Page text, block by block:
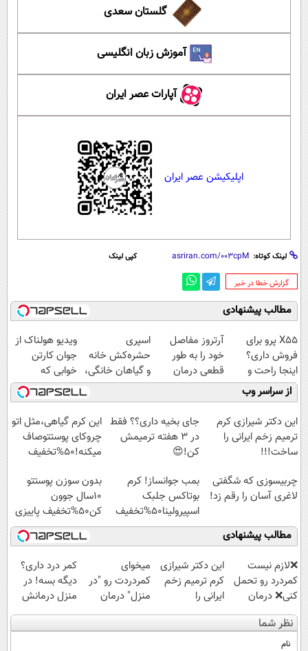
گلستان سعدی
آموزش زبان انگلیسی
آپارات عصر ایران
اپلیکیشن عصر ایران
لینک کوتاه: کپی لینک
‌گزارش خطا در خبر
مطالب پیشنهادی
X55 پرو برای
فروش داری؟
اینجا راحت و
سریع بفروشش
آرتروز مفاصل
خود را به طور
قطعی درمان
کنید!
◗پرسش‌نامه◖
اسپری
حشره‌کش خانه
و گیاهان خانگی،
نابودکننده انواع
حشرات خانگی و
آفات
ویدیو هولناک از
جوان کارتن
خوابی که
میلیاردر شد.
آموزش رایگان
از سراسر وب
این دکتر شیرازی کرم
ترمیم زخم ایرانی را
ساخت!!!
جای بخیه داری؟؟ فقط
در 3 هفته ترمیمش
کن!😍
این کرم گیاهی،مثل اتو
چروکای پوستتوصاف
میکنه!50%تخفیف
چربیسوزی که شگفتی
لاغری آسان را رقم زد!
بمب جوانساز! کرم
بوتاکس جلبک
اسپیرولینا50%تخفیف
بدون سوزن پوستتو
10سال جوون
کن50%تخفیف پاییزی
مطالب پیشنهادی
❌لازم نیست
کمردرد رو تحمل
کنی❌ درمان
بدون جراحی و
قرص
(پرسشنامه)
این دکتر شیرازی
کرم ترمیم زخم
ایرانی را
ساخت!!!
میخوای
کمردردت رو "در
منزل" درمان
کنی؟ (◂فیلم +
◂پرسش‌نامه)
کمر درد داری؟
دیگه بسه! در
منزل درمانش
کن
(◀پرسش‌نامه)
نظر شما
نام